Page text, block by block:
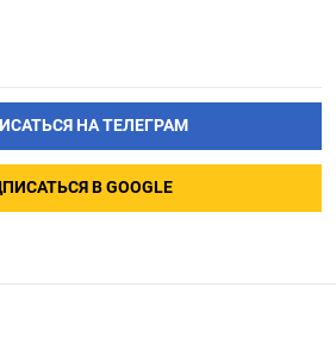
НА ТЕЛЕГРАМ
В GOOGLE